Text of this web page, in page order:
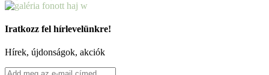
Iratkozz fel hírlevelünkre!
Hírek, újdonságok, akciók